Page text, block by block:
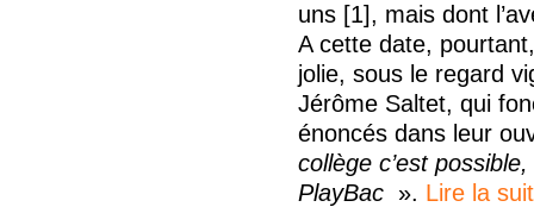
uns [1], mais dont
A cette date,
jolie, sous le regard
Jérôme Saltet, qui
énoncés dans leur
collège c’est
PlayBac ». Lire la